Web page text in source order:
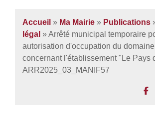
Accueil » Ma Mairie » Publications
légal » Arrêté municipal temporaire
autorisation d'occupation du
concernant l'établissement "Le Pays
ARR2025_03_MANIF57